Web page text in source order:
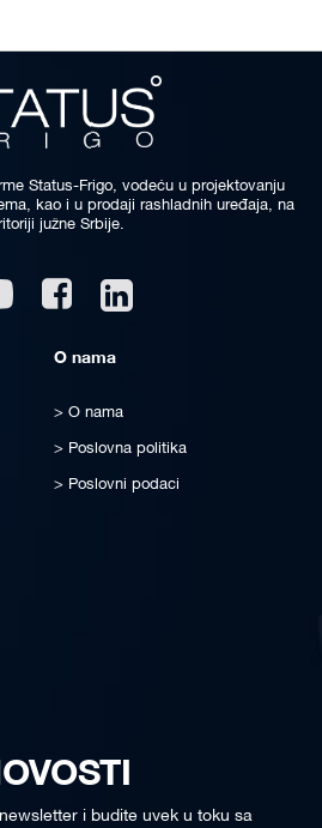
Status-Frigo, vodeću u projektovanju
kao i u prodaji rashladnih uređaja, na
južne Srbije.
Facebook
O nama
O nama
Poslovna politika
Poslovni podaci
i budite uvek u toku sa